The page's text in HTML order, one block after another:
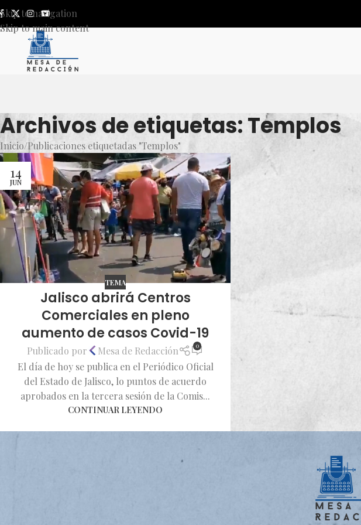
Skip to navigation
Skip to main content
Archivos de etiquetas: Templos
Inicio Publicaciones etiquetadas "Templos"
14
JUN
TEMA
Jalisco abrirá Centros
Comerciales en pleno
aumento de casos Covid-19
Publicado por Mesa de Redacción 0
El día de hoy se publica en el Periódico Oficial
del Estado de Jalisco, lo puntos de acuerdo
aprobados en la tercera sesión de la Comis...
CONTINUAR LEYENDO